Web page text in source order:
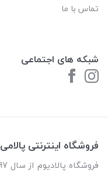
تماس با ما
شبکه های اجتماعی
فروشگاه اینترنتی پالامی